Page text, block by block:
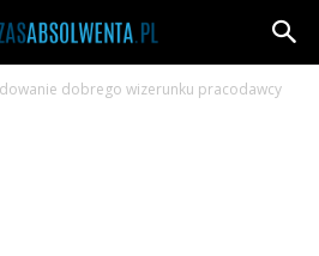
dobrego wizerunku pracodawcy